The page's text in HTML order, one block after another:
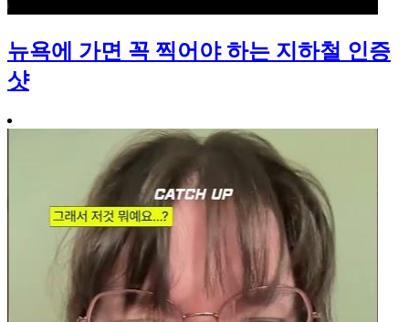
뉴욕에 가면 꼭 찍어야 하는 지하철 인증
샷